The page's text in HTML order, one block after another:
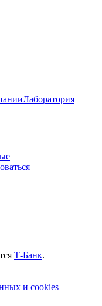
Лаборатория
Т-Банк.
и cookies